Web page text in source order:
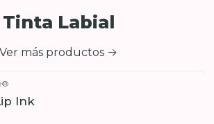
Tinta Labial
Ver más productos
Ink